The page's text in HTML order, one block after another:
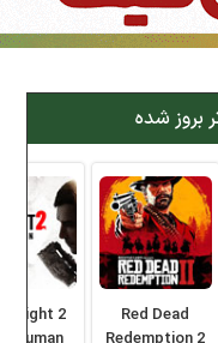
بروز شده
Red Dead
Light 2